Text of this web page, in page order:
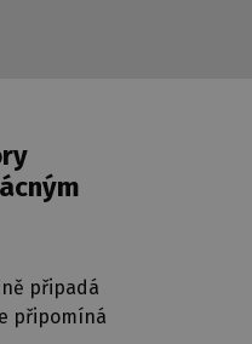
připadá
připomíná